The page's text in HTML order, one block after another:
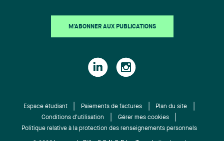
M'ABONNER AUX PUBLICATIONS
Espace étudiant Paiements de factures
Plan du site
Conditions d'utilisation
Gérer mes cookies
Politique relative à la protection des renseignements personnels